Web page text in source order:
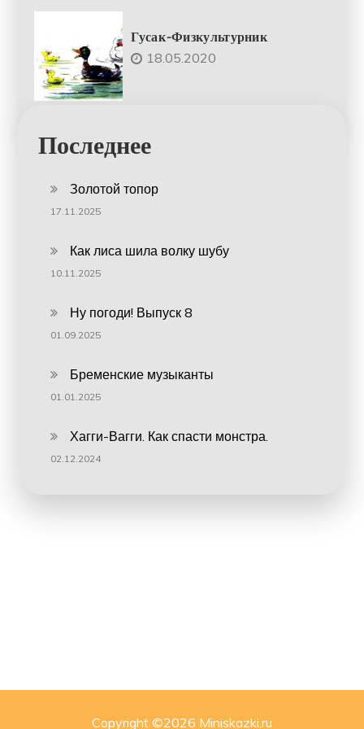
Гусак-Физкультурник
18.05.2020
Последнее
Золотой топор
17.11.2025
Как лиса шила волку шубу
10.11.2025
Ну погоди! Выпуск 8
01.09.2025
Бременские музыканты
01.01.2025
Хагги-Вагги. Как спасти монстра.
02.12.2024
Copyright ©2026 Miniskazki.ru